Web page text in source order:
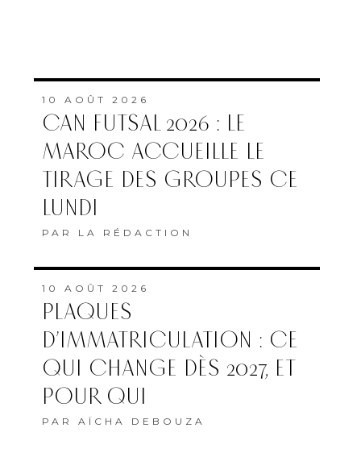
10 AOÛT 2026
CAN FUTSAL 2026 : LE
MAROC ACCUEILLE LE
TIRAGE DES GROUPES CE
LUNDI
PAR LA RÉDACTION
10 AOÛT 2026
PLAQUES
D’IMMATRICULATION : CE
QUI CHANGE DÈS 2027, ET
POUR QUI
PAR AÏCHA DEBOUZA